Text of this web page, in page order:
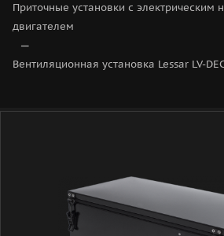
Приточные установки с электрическим
двигателем
—
Вентиляционная установка Lessar LV-